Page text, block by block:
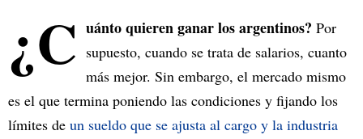
¿C uánto quieren ganar los argentinos? Por
supuesto, cuando se trata de salarios, cuanto
más mejor. Sin embargo, el mercado mismo
es el que termina poniendo las condiciones y fijando los
límites de un sueldo que se ajusta al cargo y la industria